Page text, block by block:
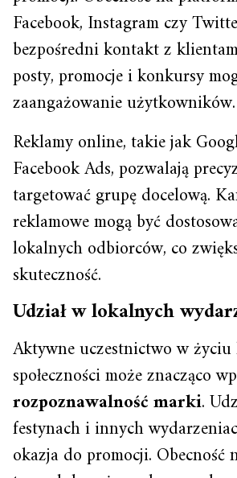
Facebook, Instagram czy
bezpośredni kontakt z
posty, promocje i konkursy
zaangażowanie użytkowników.
Reklamy online, takie jak
Facebook Ads, pozwalają
targetować grupę docelową.
reklamowe mogą być
lokalnych odbiorców, co
skuteczność.
Udział w lokalnych
Aktywne uczestnictwo w
społeczności może znacząco
rozpoznawalność marki.
festynach i innych
okazja do promocji. Obecność